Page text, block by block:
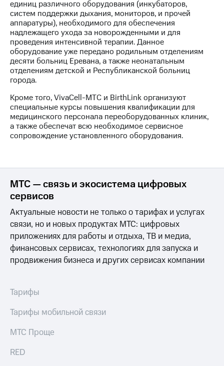
Новости
в
регионе
и акционерам
Корпоративное
Корпоративный
секретарь
Раскрытие
информации
Информация
Собрания
акционеров
Личный
кабинет
акционера
Акционерный
капитал
Контроль
и
Описание
Программа
Порядок
единиц различного оборудования (инкубаторов,
систем поддержки дыхания, мониторов, и прочей
аппаратуры), необходимого для обеспечения
надлежащего ухода за новорожденными и для
проведения интенсивной терапии. Данное
оборудование уже передано родильным отделениям
десяти больниц Еревана, а также неонатальным
отделениям детской и Республиканской больниц
города.
Кроме того, VivaCell-МТС и BirthLink организуют
специальные курсы повышения квалификации для
медицинского персонала переоборудованных клиник,
а также обеспечат всю необходимое сервисное
сопровождение установленного оборудования.
МТС — связь и экосистема цифровых
сервисов
Актуальные новости не только о тарифах и услугах
связи, но и новых продуктах МТС: цифровых
приложениях для работы и отдыха, ТВ и медиа,
финансовых сервисах, технологиях для запуска и
продвижения бизнеса и других сервисах компании
Тарифы
Тарифы мобильной связи
МТС Проще
RED